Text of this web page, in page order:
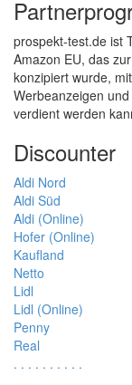
prospekt-test.de ist
Amazon EU, das
konzipiert wurde,
Werbeanzeigen
verdient werden
Discounter
Aldi Nord
Aldi Süd
Aldi (Online)
Hofer (Online)
Kaufland
Netto
Lidl
Lidl (Online)
Penny
Real
. . . . . . . . . .